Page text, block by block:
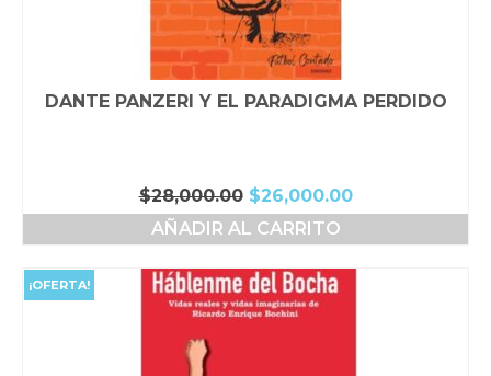
DANTE PANZERI Y EL PARADIGMA PERDIDO
$28,000.00 El
precio
original
$28,000.00.
$26,000.00El
precio
AÑADIR AL CARRITO
¡OFERTA!